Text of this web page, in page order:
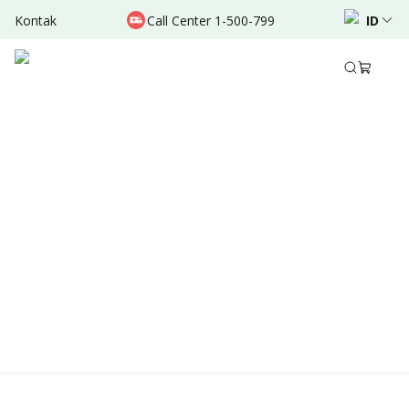
Kontak Call Center 1-500-799 ID
Location & Schedule